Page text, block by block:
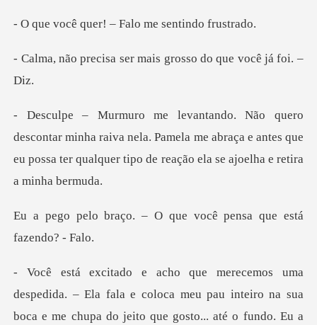
r! – Falo me sen
ser mais grosso do qu
a raiva nela. Pamela me abraça e antes que
eu possa ter qual
– O que você pensa que
té o fundo. Eu a